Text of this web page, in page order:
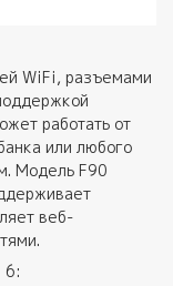
WiFi, разъемами
работать от
или любого
Модель F90
веб-
6: